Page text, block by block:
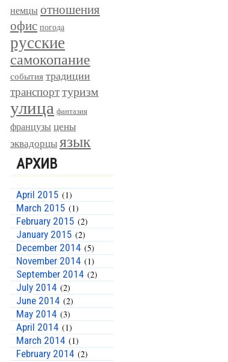
немцы отношения
офис погода
русские
самокопание
события традиции
транспорттуризм
улица фантазия
французы цены
эквадорцыязык
АРХИВ
April 2015 (1)
March 2015 (1)
February 2015 (2)
January 2015 (2)
December 2014 (5)
November 2014 (1)
September 2014 (2)
July 2014 (2)
June 2014 (2)
May 2014 (3)
April 2014 (1)
March 2014 (1)
February 2014 (2)